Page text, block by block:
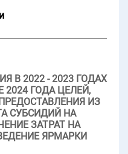
В 2022 - 2023 ГОДАХ
ГОДА ЦЕЛЕЙ,
ИЗ
СУБСИДИЙ НА
ЗАТРАТ НА
ЯРМАРКИ